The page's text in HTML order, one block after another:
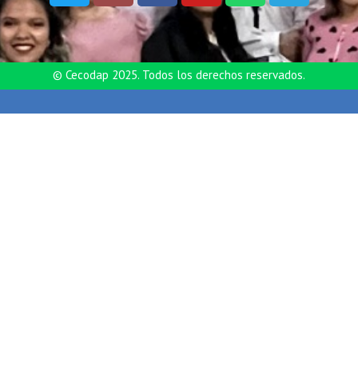
© Cecodap 2025. Todos los derechos reservados.